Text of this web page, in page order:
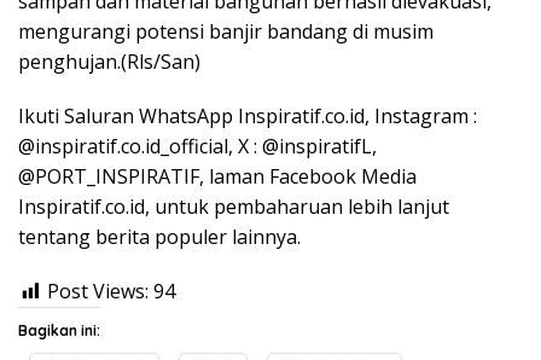
mengurangi potensi banjir bandang di musim
penghujan.(Rls/San)
Ikuti Saluran WhatsApp Inspiratif.co.id, Instagram :
@inspiratif.co.id_official, X : @inspiratifL,
@PORT_INSPIRATIF, laman Facebook Media
Inspiratif.co.id, untuk pembaharuan lebih lanjut
tentang berita populer lainnya.
Post Views: 94
Bagikan ini: